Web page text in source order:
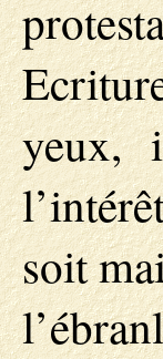
yeux,
soit